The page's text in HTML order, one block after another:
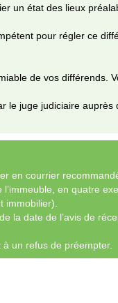
un état des lieux
pour régler ce
de vos différends.
le juge judiciaire auprès
en courrier
en quatre
immobilier).
la date de l’avis de
un refus de préempter.